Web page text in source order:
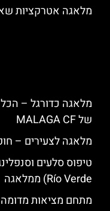
מלאגה אטרקציות
מלאגה כדורגל –
של MALAGA CF
מלאגה לצעירים –
Río Verde) ממלאגה